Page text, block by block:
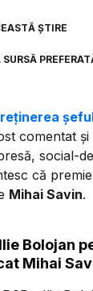
ȘTIRE
reținerea
comentat și
social-
că
Mihai Savin.
Bolojan
Mihai